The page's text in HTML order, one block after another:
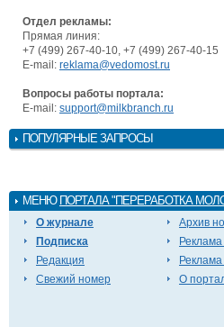
Отдел рекламы:
Прямая линия:
+7 (499) 267-40-10, +7 (499) 267-40-15
E-mail: reklama@vedomost.ru
Вопросы работы портала:
E-mail: support@milkbranch.ru
ПОПУЛЯРНЫЕ ЗАПРОСЫ
МЕНЮ ПОРТАЛА "ПЕРЕРАБОТКА
О журнале
Подписка
Редакция
Свежий номер
Архив
О